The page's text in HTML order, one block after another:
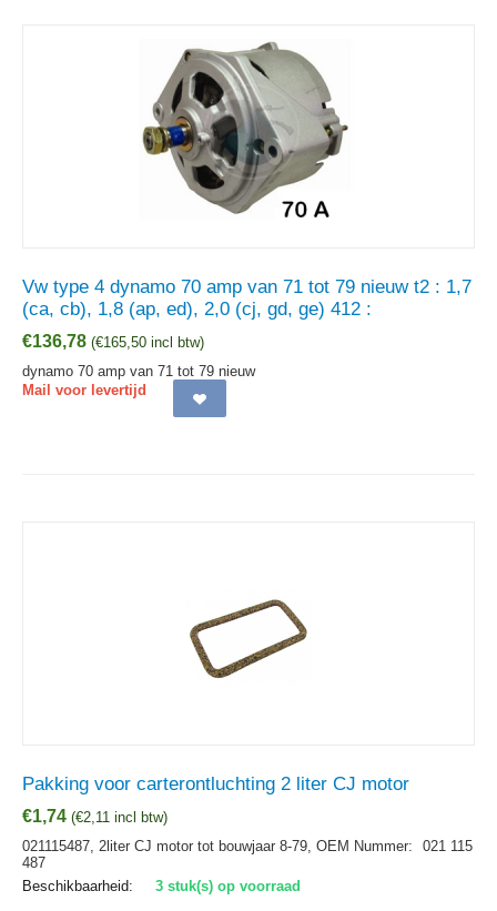
Vw type 4 dynamo 70 amp van 71 tot 79 nieuw t2 : 1,7
(ca, cb), 1,8 (ap, ed), 2,0 (cj, gd, ge) 412 :
€136,78 (€165,50 incl btw)
dynamo 70 amp van 71 tot 79 nieuw
Mail voor levertijd
Pakking voor carterontluchting 2 liter CJ motor
€1,74 (€2,11 incl btw)
021115487, 2liter CJ motor tot bouwjaar 8-79, OEM Nummer:
021 115
487
Beschikbaarheid:
3 stuk(s) op voorraad